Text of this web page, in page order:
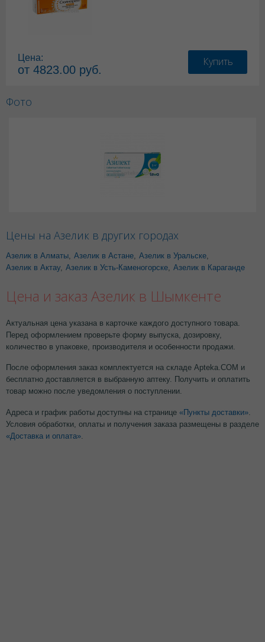
Цена:
от 4823.00 руб.
Купить
Фото
Цены на Азелик в других городах
Азелик в Алматы Азелик в Астане Азелик в Уральске
Азелик в Актау, Азелик в Усть-Каменогорске Азелик в Караганде
Цена и заказ Азелик в Шымкенте
Актуальная цена указана в карточке каждого доступного товара.
Перед оформлением проверьте форму выпуска, дозировку,
количество в упаковке, производителя и особенности продажи.
После оформления заказ комплектуется на складе Apteka.COM и
бесплатно доставляется в выбранную аптеку. Получить и оплатить
товар можно после уведомления о поступлении.
Адреса и график работы доступны на странице «Пункты доставки»
Условия обработки, оплаты и получения заказа размещены в разделе
«Доставка и оплата»